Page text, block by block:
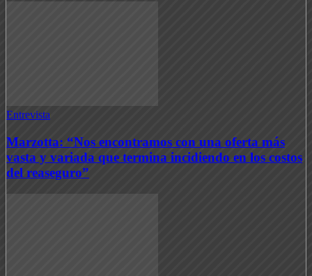
Entrevista
Marzotta: “Nos encontramos con una oferta más
vasta y variada que termina incidiendo en los costos
del reaseguro”